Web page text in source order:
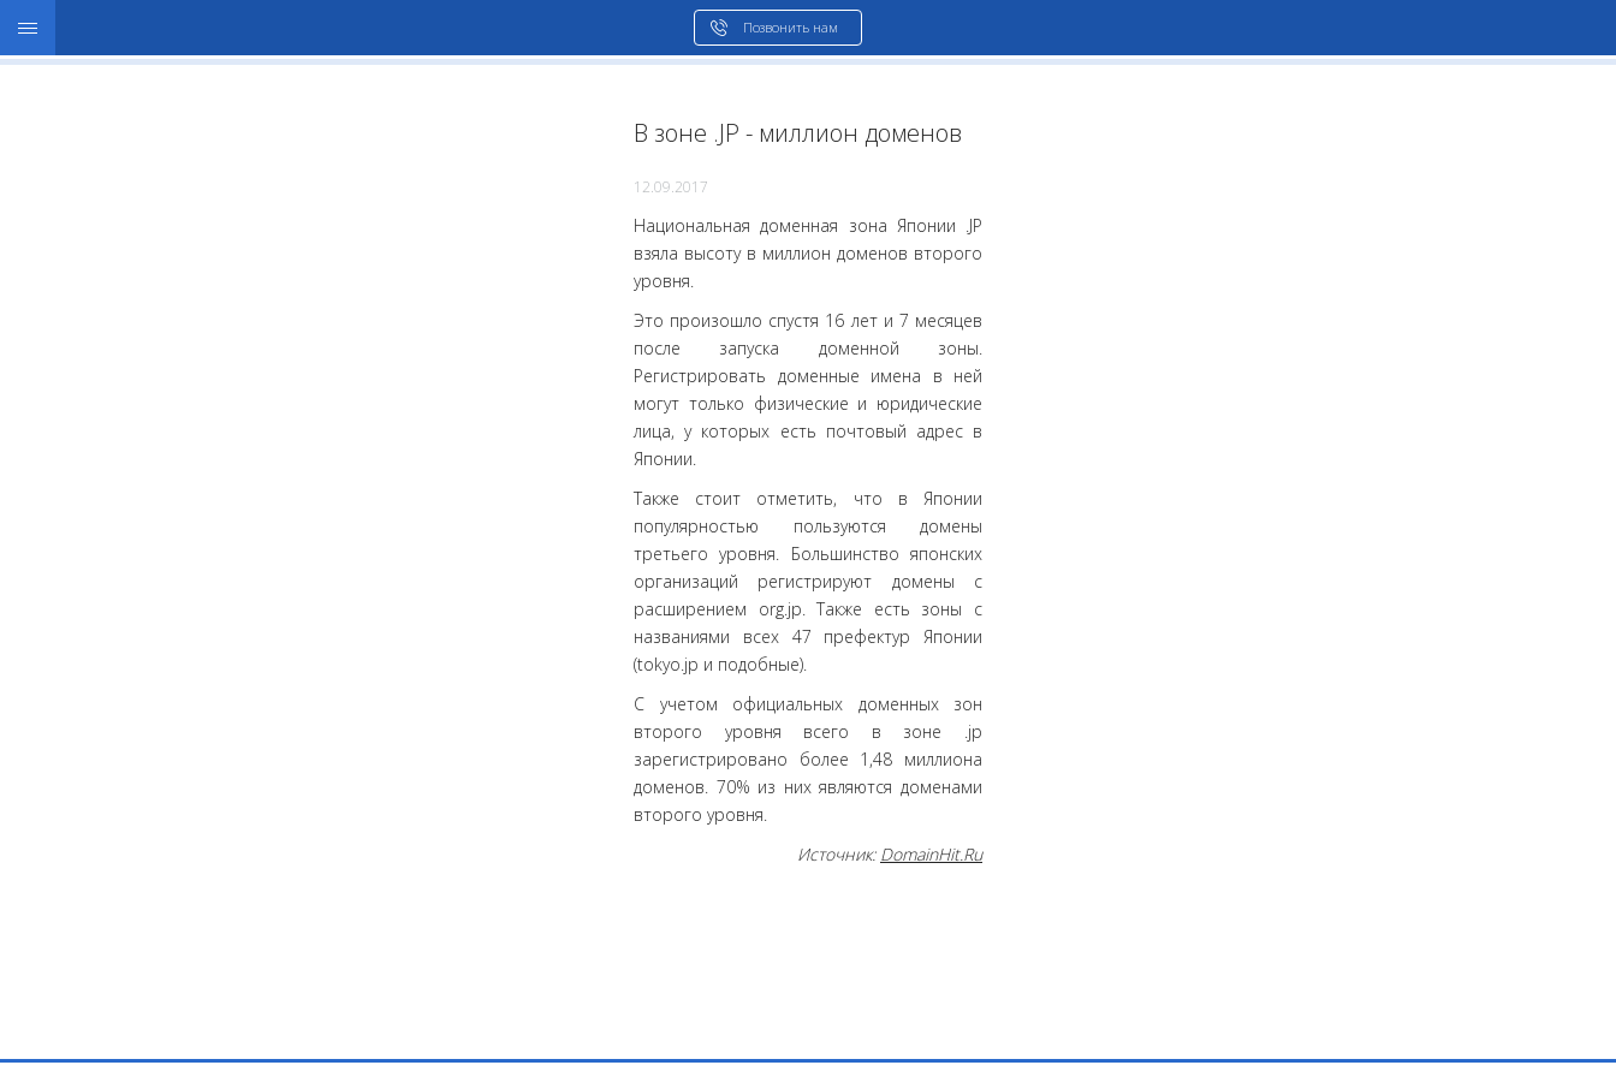
Позвонить нам
В зоне .JP - миллион доменов
12.09.2017
Национальная доменная зона Японии .JP
взяла высоту в миллион доменов второго
уровня.
Это произошло спустя 16 лет и 7 месяцев
после запуска доменной зоны.
Регистрировать доменные имена в ней
могут только физические и юридические
лица, у которых есть почтовый адрес в
Японии.
Также стоит отметить, что в Японии
популярностью пользуются домены
третьего уровня. Большинство японских
организаций регистрируют домены с
расширением org.jp. Также есть зоны с
названиями всех 47 префектур Японии
(tokyo.jp и подобные).
С учетом официальных доменных зон
второго уровня всего в зоне .jp
зарегистрировано более 1,48 миллиона
доменов. 70% из них являются доменами
второго уровня.
Источник: DomainHit.Ru